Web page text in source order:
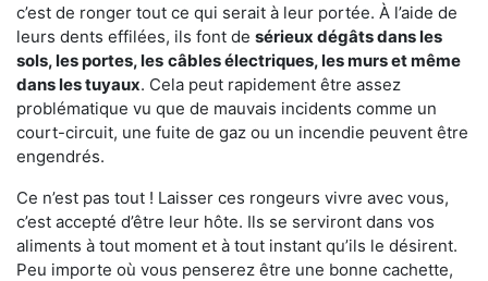
c’est de ronger tout ce qui serait à leur portée. À l’aide de
leurs dents effilées, ils font de sérieux dégâts dans les
sols, les portes, les câbles électriques, les murs et même
dans les tuyaux. Cela peut rapidement être assez
problématique vu que de mauvais incidents comme un
court-circuit, une fuite de gaz ou un incendie peuvent être
engendrés.
Ce n’est pas tout ! Laisser ces rongeurs vivre avec vous,
c’est accepté d’être leur hôte. Ils se serviront dans vos
aliments à tout moment et à tout instant qu’ils le désirent.
Peu importe où vous penserez être une bonne cachette,